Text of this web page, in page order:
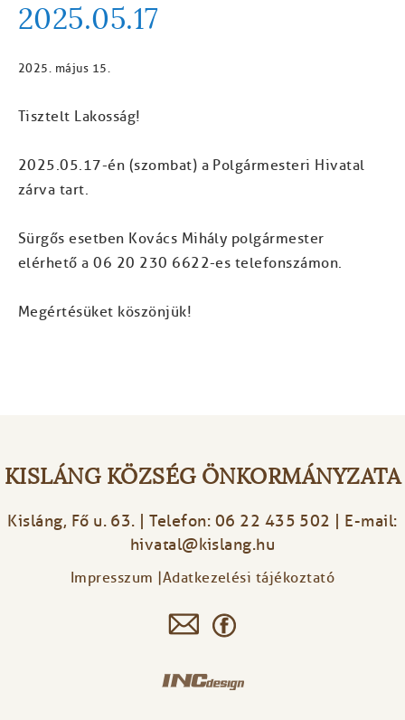
2025.05.17
2025. május 15.
Tisztelt Lakosság!
2025.05.17-én (szombat) a Polgármesteri Hivatal
zárva tart.
Sürgős esetben Kovács Mihály polgármester
elérhető a 06 20 230 6622-es telefonszámon.
Megértésüket köszönjük!
KISLÁNG KÖZSÉG ÖNKORMÁNYZATA
Kisláng, Fő u. 63. | Telefon: 06 22 435 502 | E-mail:
hivatal@kislang.hu
Footer
menu
Impresszum Adatkezelési tájékoztató